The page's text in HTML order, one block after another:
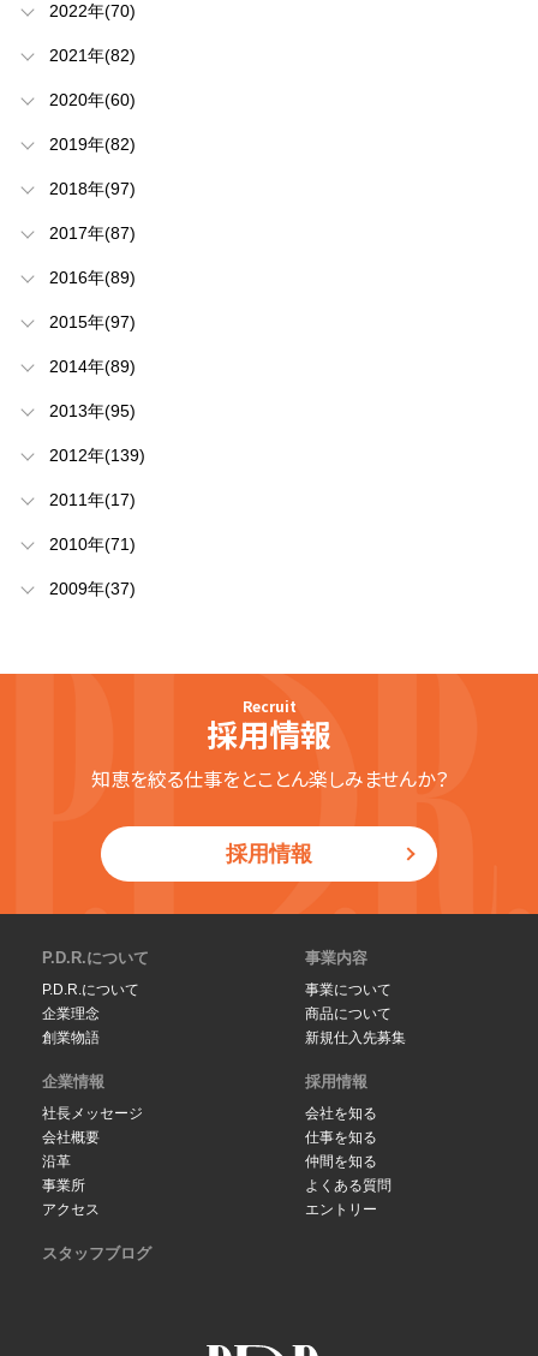
2022年(70)
2021年(82)
2020年(60)
2019年(82)
2018年(97)
2017年(87)
2016年(89)
2015年(97)
2014年(89)
2013年(95)
2012年(139)
2011年(17)
2010年(71)
2009年(37)
Recruit
採用情報
知恵を絞る仕事をとことん楽しみませんか？
採用情報
P.D.R.について
P.D.R.について
企業理念
創業物語
事業内容
事業について
商品について
新規仕入先募集
企業情報
社長メッセージ
会社概要
沿革
事業所
アクセス
採用情報
会社を知る
仕事を知る
仲間を知る
よくある質問
エントリー
スタッフブログ